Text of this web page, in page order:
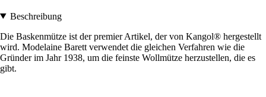
Beschreibung
Die Baskenmütze ist der premier Artikel, der von Kangol® hergestellt
wird. Modelaine Barett verwendet die gleichen Verfahren wie die
Gründer im Jahr 1938, um die feinste Wollmütze herzustellen, die es
gibt.